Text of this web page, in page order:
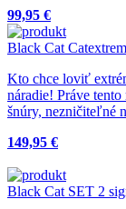
99,95 €
Black Cat
Kto chce loviť
náradie! Práve
šnúry, nezničiteľné
149,95 €
Black Cat SET 2